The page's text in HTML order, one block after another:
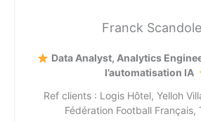
Franck
Data Analyst, Analytics
l’automatisation IA
Ref clients : Logis Hôtel, Yelloh
Fédération Football Français,